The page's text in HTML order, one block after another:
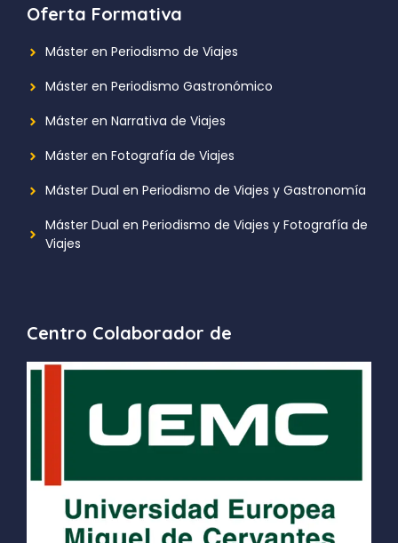
Oferta Formativa
Máster en Periodismo de Viajes
Máster en Periodismo Gastronómico
Máster en Narrativa de Viajes
Máster en Fotografía de Viajes
Máster Dual en Periodismo de Viajes y Gastronomía
Máster Dual en Periodismo de Viajes y Fotografía de
Viajes
Centro Colaborador de